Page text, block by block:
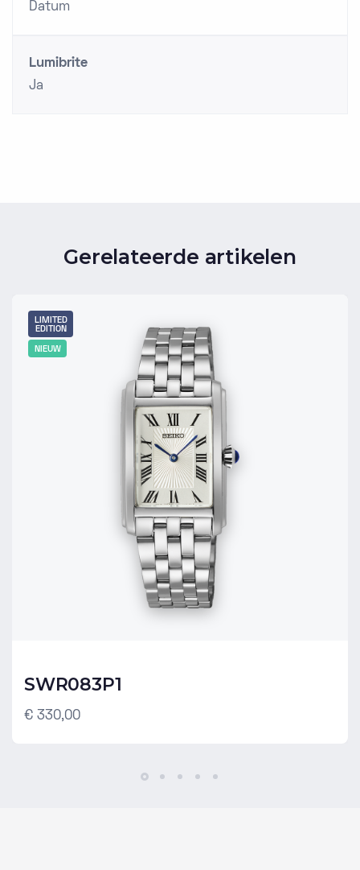
Datum
Lumibrite
Ja
Gerelateerde artikelen
LIMITED
EDITION
NIEUW
SWR083P1
€ 330,00